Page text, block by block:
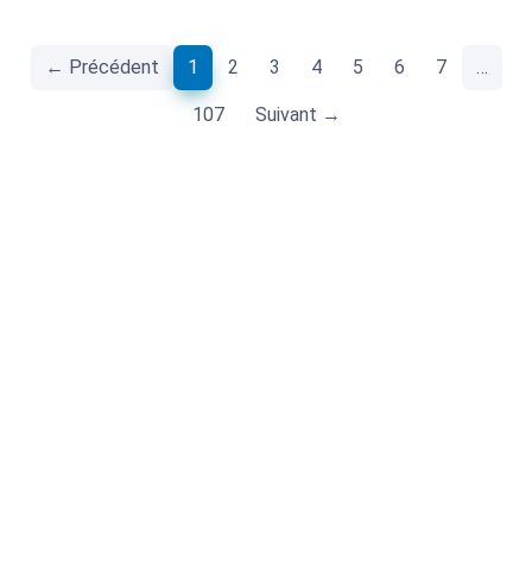
← Précédent 1 (current)
2 3 4 5 6 7 …
107 Suivant →